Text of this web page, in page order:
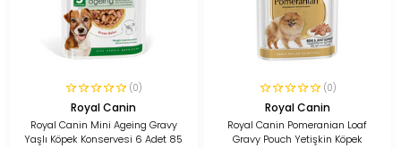
(0)
Royal Canin
Royal Canin Mini Ageing Gravy
Yaşlı Köpek Konservesi 6 Adet 85
(0)
Royal Canin
Royal Canin Pomeranian Loaf
Gravy Pouch Yetişkin Köpek